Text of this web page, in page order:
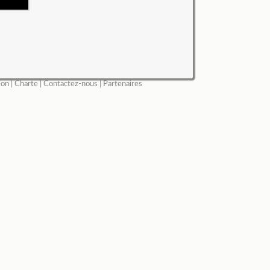
| Charte| Contactez-nous Partenaires